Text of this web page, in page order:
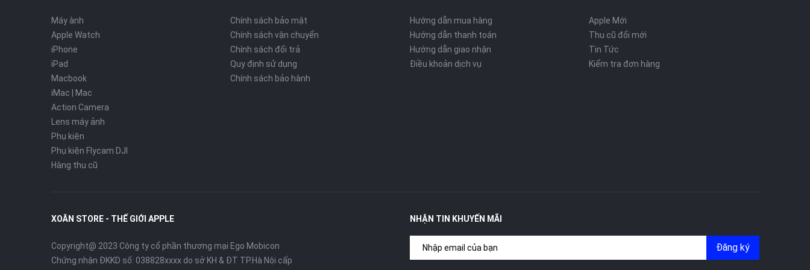
Với thời lượng pin lên đến 12 giờ sau mỗi lần sạc đầy, Apple Pencil 1 đáp ứng thoải mái nhu cầu sử dụng hàng ngày của
bạn. Đặc biệt, tính năng sạc nhanh 15 giây cho 30 phút sử dụng sẽ là cứu cánh cho những lúc bạn cần gấp, giúp bạn
Máy ành
Apple Watch
iPhone
iPad
Macbook
iMac | Mac
Action Camera
Lens máy ảnh
Phụ kiện
Phụ kiện Flycam DJI
Hàng thu cũ
Chính sách bảo mật
Chính sách vận chuyển
Chính sách đổi trả
Quy định sử dụng
Chính sách bảo hành
Hướng dẫn mua hàng
Hướng dẫn thanh toán
Hướng dẫn giao nhận
Điều khoản dịch vụ
Apple Mới
Thu cũ đổi mới
Tin Tức
Kiểm tra đơn hàng
XOĂN STORE - THẾ GIỚI APPLE
Copyright@ 2023 Công ty cổ phần thương mại Ego Mobicon
Chứng nhận ĐKKD số: 038828xxxx do sở KH & ĐT TP.Hà Nội cấp
NHẬN TIN KHUYẾN MÃI
Đăng ký